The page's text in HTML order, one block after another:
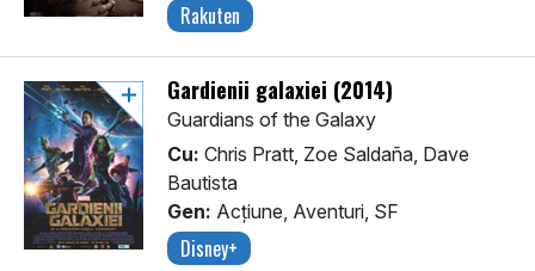
Rakuten
Gardienii galaxiei (2014)
Guardians of the Galaxy
Cu: Chris Pratt, Zoe Saldaña, Dave
Bautista
Gen: Acţiune, Aventuri, SF
Disney+